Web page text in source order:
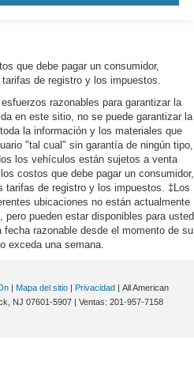
que debe pagar un consumidor,
de registro y los impuestos.
razonables para garantizar la
en este sitio, no se puede garantizar la
la información y los materiales que
"tal cual" sin garantía de ningún tipo,
los vehículos están sujetos a venta
costos que debe pagar un consumidor,
de registro y los impuestos. ‡Los
ubicaciones no están actualmente
pueden estar disponibles para usted
razonable desde el momento de su
exceda una semana.
Mapa del sitio Privacidad | All American
NJ 07601-5907 | Ventas: 201-957-7158